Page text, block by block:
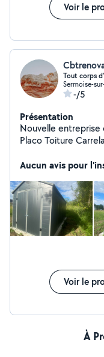
Voir le
Tout corps
Sermoise-
-/5
Présentation
Nouvelle entreprise du bâtiment
Aucun avis pour
Voir le
À